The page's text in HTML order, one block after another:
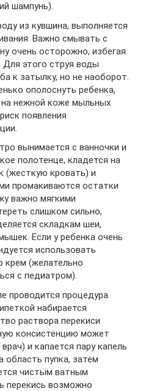
шампунь).
из кувшина, выполняется
Важно смывать с
очень осторожно, избегая
Для этого струя воды
к затылку, но не наоборот.
ополоснуть ребенка,
нежной коже мыльных
появления
вынимается с ванночки и
полотенце, кладется на
(жесткую кровать) и
промакиваются остатки
важно мягкими
слишком сильно,
складкам шеи,
Если у ребенка очень
использовать
крем (желательно
с педиатром).
проводится процедура
набирается
раствора перекиси
консистенцию может
и капается пару капель
область пупка, затем
чистым ватным
перекись возможно